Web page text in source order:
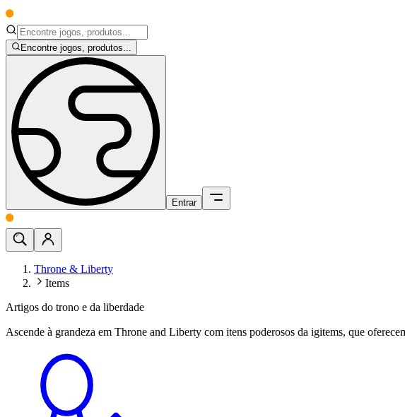
Encontre jogos, produtos...
Entrar
Throne & Liberty
Items
Artigos do trono e da liberdade
Ascende à grandeza em Throne and Liberty com itens poderosos da igitems, que